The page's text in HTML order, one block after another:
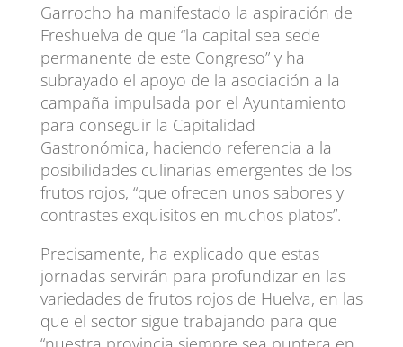
Garrocho ha manifestado la aspiración de
Freshuelva de que “la capital sea sede
permanente de este Congreso” y ha
subrayado el apoyo de la asociación a la
campaña impulsada por el Ayuntamiento
para conseguir la Capitalidad
Gastronómica, haciendo referencia a la
posibilidades culinarias emergentes de los
frutos rojos, “que ofrecen unos sabores y
contrastes exquisitos en muchos platos”.
Precisamente, ha explicado que estas
jornadas servirán para profundizar en las
variedades de frutos rojos de Huelva, en las
que el sector sigue trabajando para que